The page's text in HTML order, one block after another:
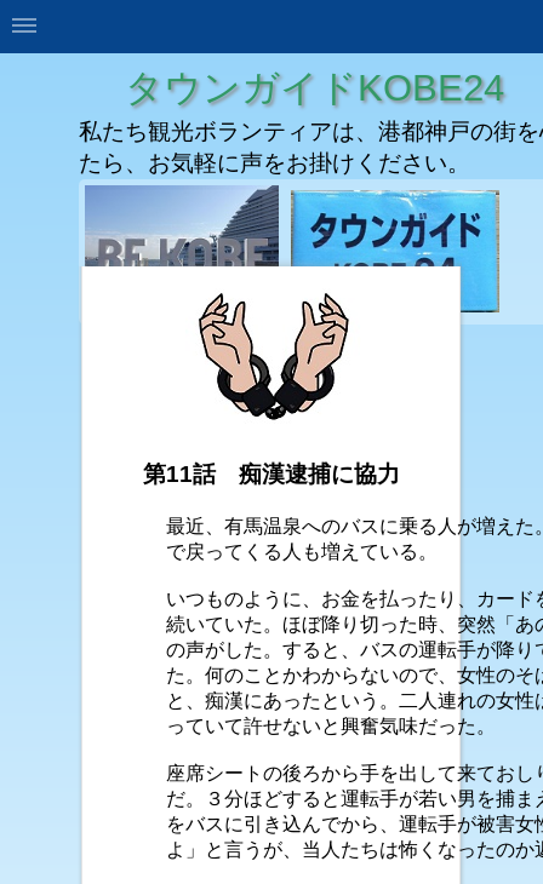
タウンガイドKOBE24
私たち観光ボランティアは、港都神戸の街
たら、お気軽に声をお掛けください。
第11話 痴漢逮捕に協力
最近、有馬温泉へのバスに乗る人が増えた
で戻ってくる人も増えている。
いつものように、お金を払ったり、カード
続いていた。ほぼ降り切った時、突然「あ
の声がした。すると、バスの運転手が降り
た。何のことかわからないので、女性のそ
と、痴漢にあったという。二人連れの女性
っていて許せないと興奮気味だった。
座席シートの後ろから手を出して来ておし
だ。３分ほどすると運転手が若い男を捕ま
をバスに引き込んでから、運転手が被害女
よ」と言うが、当人たちは怖くなったのか